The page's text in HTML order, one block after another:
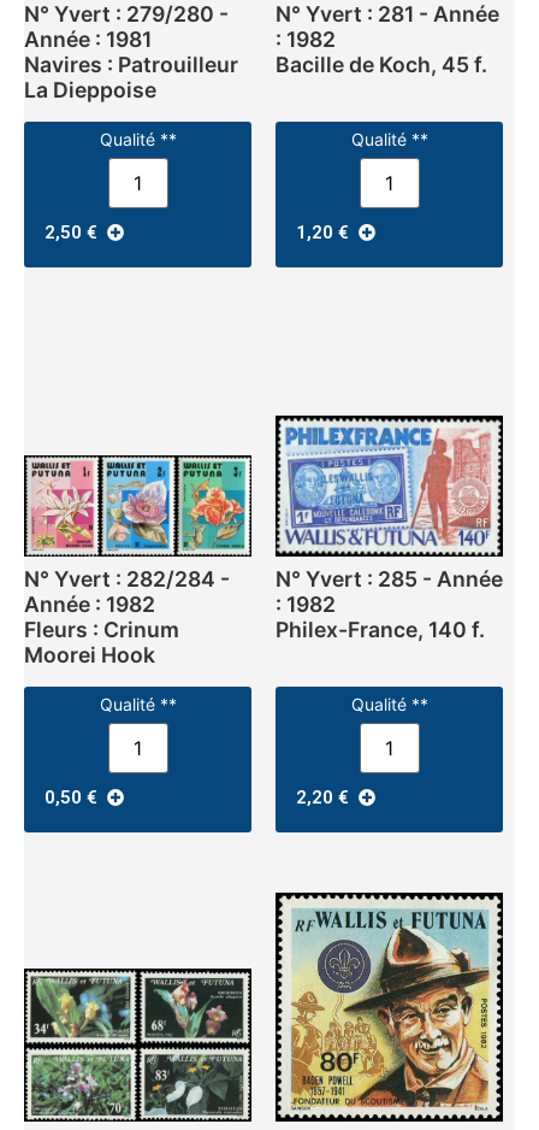
N° Yvert : 279/280 -
Année : 1981
Navires : Patrouilleur
La Dieppoise
Qualité **
2,50 €
N° Yvert : 281 - Année
: 1982
Bacille de Koch, 45 f.
Qualité **
1,20 €
N° Yvert : 282/284 -
Année : 1982
Fleurs : Crinum
Moorei Hook
Qualité **
0,50 €
N° Yvert : 285 - Année
: 1982
Philex-France, 140 f.
Qualité **
2,20 €